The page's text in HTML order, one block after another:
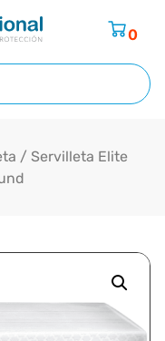
0
/ Servilleta Elite